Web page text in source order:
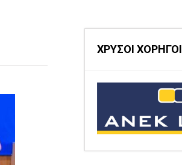
ΧΡΥΣΟΙ ΧΟΡΗΓΟΙ